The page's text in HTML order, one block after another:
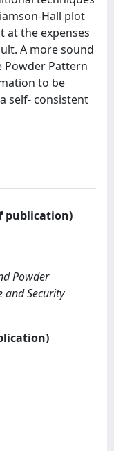
Hall plot
at the expenses
A more sound
Powder Pattern
to be
self- consistent
publication)
Powder
and Security